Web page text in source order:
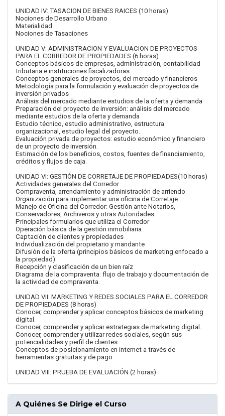
UNIDAD IV: TASACION DE BIENES RAICES (10 horas)
Nociones de Desarrollo Urbano
Materialidad
Nociones de Tasaciones
UNIDAD V: ADMINISTRACION Y EVALUACION DE PROYECTOS
PARA EL CORREDOR DE PROPIEDADES (6 horas)
Conceptos básicos de empresas, administración, contabilidad
tributaria e instituciones fiscalizadoras.
Conceptos generales de proyectos, del mercado y financieros
Metodología para la formulación y evaluación de proyectos de
inversión privados
Análisis del mercado mediante estudios de la oferta y demanda
Preparación del proyecto de inversión: análisis del mercado
mediante estudios de la oferta y demanda
Estudio técnico, estudio administrativo, estructura
organizacional, estudio legal del proyecto.
Evaluación privada de proyectos: estudio económico y financiero
de un proyecto de inversión.
Estimación de los beneficios, costos, fuentes de financiamiento,
créditos y flujos de caja.
UNIDAD VI: GESTIÓN DE CORRETAJE DE PROPIEDADES(10 horas)
Actividades generales del Corredor
Compraventa, arrendamiento y administración de arriendo
Organización para implementar una oficina de Corretaje
Manejo de Oficina del Corredor: Gestión ante Notarios,
Conservadores, Archiveros y otras Autoridades.
Principales formularios que utiliza el Corredor
Operación básica de la gestión inmobiliaria
Captación de clientes y propiedades
Individualización del propietario y mandante
Difusión de la oferta (principios básicos de marketing enfocado a
la propiedad)
Recepción y clasificación de un bien raíz
Diagrama de la compraventa: flujo de trabajo y documentación de
la actividad de compraventa.
UNIDAD VII: MARKETING Y REDES SOCIALES PARA EL CORREDOR
DE PROPIEDADES (8 horas)
Conocer, comprender y aplicar conceptos básicos de marketing
digital.
Conocer, comprender y aplicar estrategias de marketing digital.
Conocer, comprender y utilizar redes sociales, según sus
potencialidades y perfil de clientes.
Conceptos de posicionamiento en internet a través de
herramientas gratuitas y de pago.
UNIDAD VIII: PRUEBA DE EVALUACIÓN (2 horas)
A Quiénes Se Dirige el Curso